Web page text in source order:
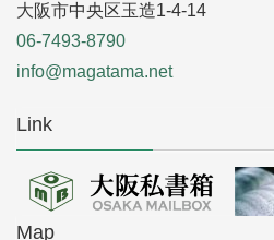
大阪市中央区玉造1-4-14
06-7493-8790
info@magatama.net
Link
Map